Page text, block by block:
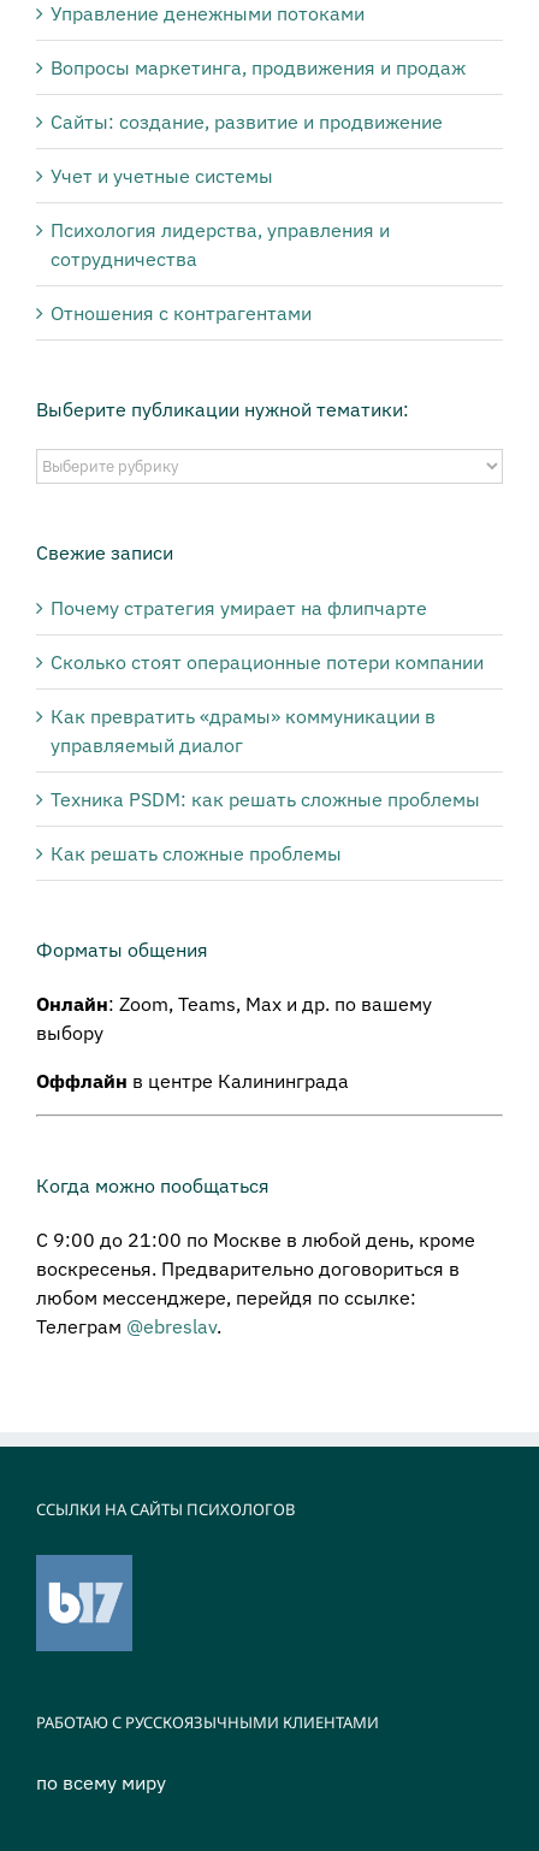
Управление денежными потоками
Вопросы маркетинга, продвижения и продаж
Сайты: создание, развитие и продвижение
Учет и учетные системы
Психология лидерства, управления и
сотрудничества
Отношения с контрагентами
Выберите публикации нужной тематики:
Выберите
публикации
тематики:
Свежие записи
Почему стратегия умирает на флипчарте
Сколько стоят операционные потери компании
Как превратить «драмы» коммуникации в
управляемый диалог
Техника PSDM: как решать сложные проблемы
Как решать сложные проблемы
Форматы общения
Онлайн: Zoom, Teams, Max и др. по вашему
выбору
Оффлайн в центре Калининграда
Когда можно пообщаться
С 9:00 до 21:00 по Москве в любой день, кроме
воскресенья. Предварительно договориться в
любом мессенджере, перейдя по ссылке:
Телеграм @ebreslav.
ССЫЛКИ НА САЙТЫ ПСИХОЛОГОВ
РАБОТАЮ С РУССКОЯЗЫЧНЫМИ КЛИЕНТАМИ
по всему миру